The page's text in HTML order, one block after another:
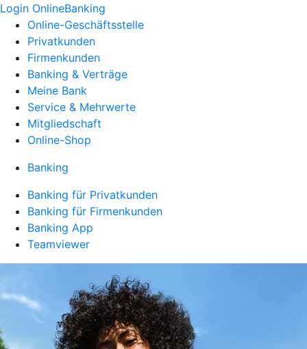
Login OnlineBanking
Online-Geschäftsstelle
Privatkunden
Firmenkunden
Banking & Verträge
Meine Bank
Service & Mehrwerte
Mitgliedschaft
Online-Shop
Banking
Banking für Privatkunden
Banking für Firmenkunden
Banking App
Teamviewer